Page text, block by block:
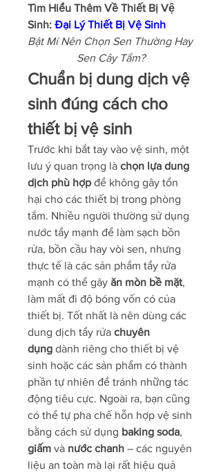
Tìm Hiểu Thêm Về Thiết Bị Vệ
Sinh: Đại Lý Thiết Bị Vệ Sinh
Bật Mí Nên Chọn Sen Thường Hay
Sen Cây Tắm?
Chuẩn bị dung dịch vệ
sinh đúng cách cho
thiết bị vệ sinh
Trước khi bắt tay vào vệ sinh, một
lưu ý quan trọng là chọn lựa dung
dịch phù hợp để không gây tổn
hại cho các thiết bị trong phòng
tắm. Nhiều người thường sử dụng
nước tẩy mạnh để làm sạch bồn
rửa, bồn cầu hay vòi sen, nhưng
thực tế là các sản phẩm tẩy rửa
mạnh có thể gây ăn mòn bề mặt,
làm mất đi độ bóng vốn có của
thiết bị. Tốt nhất là nên dùng các
dung dịch tẩy rửa chuyên
dụng dành riêng cho thiết bị vệ
sinh hoặc các sản phẩm có thành
phần tự nhiên để tránh những tác
động tiêu cực. Ngoài ra, bạn cũng
có thể tự pha chế hỗn hợp vệ sinh
bằng cách sử dụng baking soda
giấm và nước chanh – các nguyên
liệu an toàn mà lại rất hiệu quả